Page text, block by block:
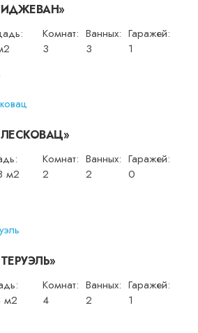
Комнат:
3
Ванных:
3
Гаражей:
1
м2
Комнат:
2
Ванных:
2
Гаражей:
0
м2
Комнат:
4
Ванных:
2
Гаражей:
1